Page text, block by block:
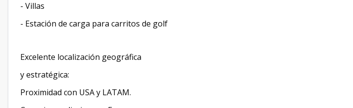
- Villas
- Estación de carga para carritos de golf
Excelente localización geográfica
y estratégica:
Proximidad con USA y LATAM.